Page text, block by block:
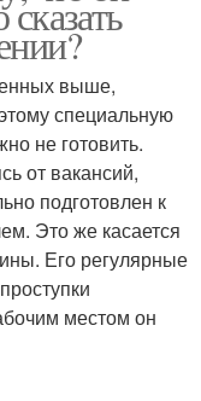
выше,
специальную
не готовить.
от вакансий,
подготовлен к
Это же касается
Его регулярные
местом он